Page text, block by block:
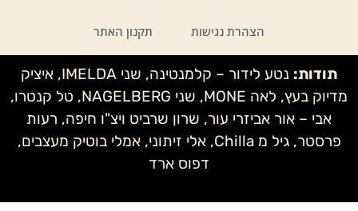
הצהרת נגישות תקנון האתר
תודות:
נטע לידור – קלמנטינה, שני IMELDA, איציק
מדיוק בעץ, לאה MONE, שני NAGELBERG, טל קנטרו,
אבי – אור אביזרי עור, שרון שרביט ויצ"ו חיפה, רעות
פרסטר, גיל מ Chilla, אלי זיתוני, אמלי בוטיק מעצבים,
דפוס ארד